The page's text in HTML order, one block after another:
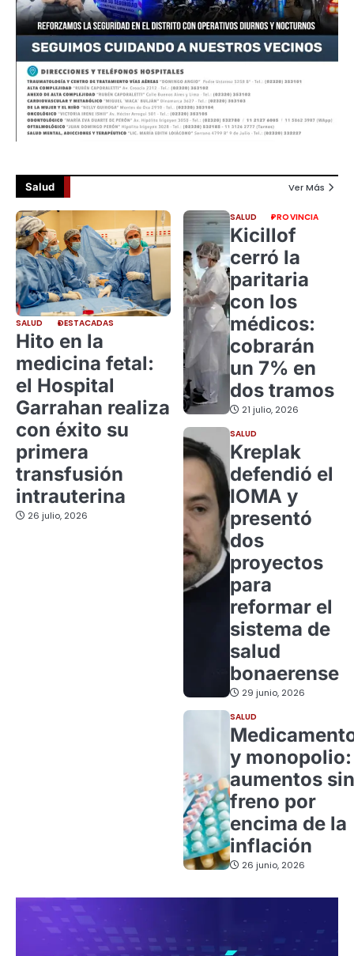
Salud Ver Más
SALUD DESTACADAS
Hito en la
medicina fetal:
el Hospital
Garrahan realiza
con éxito su
primera
transfusión
intrauterina
26 julio, 2026
SALUD PROVINCIA
Kicillof
cerró la
paritaria
con los
médicos:
cobrarán
un 7% en
dos tramos
21 julio, 2026
SALUD
Kreplak
defendió el
IOMA y
presentó
dos
proyectos
para
reformar el
sistema de
salud
bonaerense
29 junio, 2026
SALUD
y monopolio:
aumentos sin
freno por
encima de la
inflación
26 junio, 2026